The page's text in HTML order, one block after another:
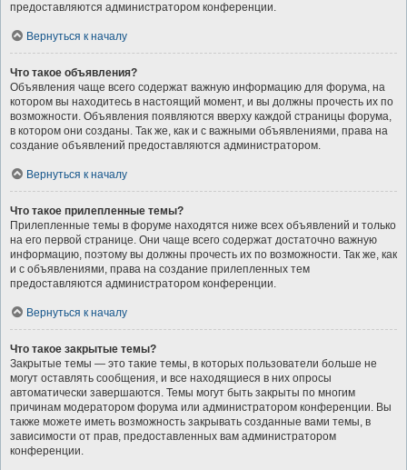
предоставляются администратором конференции.
Вернуться к началу
Что такое объявления?
Объявления чаще всего содержат важную информацию для форума, на
котором вы находитесь в настоящий момент, и вы должны прочесть их по
возможности. Объявления появляются вверху каждой страницы форума,
в котором они созданы. Так же, как и с важными объявлениями, права на
создание объявлений предоставляются администратором.
Вернуться к началу
Что такое прилепленные темы?
Прилепленные темы в форуме находятся ниже всех объявлений и только
на его первой странице. Они чаще всего содержат достаточно важную
информацию, поэтому вы должны прочесть их по возможности. Так же, как
и с объявлениями, права на создание прилепленных тем
предоставляются администратором конференции.
Вернуться к началу
Что такое закрытые темы?
Закрытые темы — это такие темы, в которых пользователи больше не
могут оставлять сообщения, и все находящиеся в них опросы
автоматически завершаются. Темы могут быть закрыты по многим
причинам модератором форума или администратором конференции. Вы
также можете иметь возможность закрывать созданные вами темы, в
зависимости от прав, предоставленных вам администратором
конференции.